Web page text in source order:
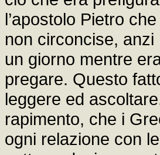
l’apostolo Pietro
non circoncise,
un giorno mentre
pregare. Questo
leggere ed
rapimento, che i
ogni relazione con